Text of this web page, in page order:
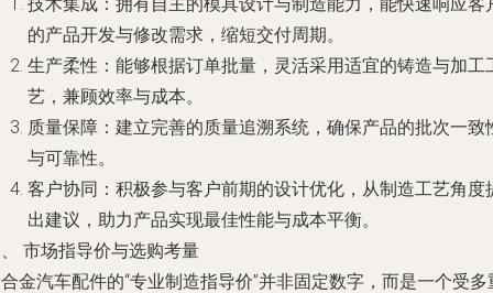
的产品开发与修改需求，缩短交付周期。
生产柔性 ：能够根据订单批量，灵活采用适宜的铸造与加工
艺，兼顾效率与成本。
质量保障 ：建立完善的质量追溯系统，确保产品的批次一致
与可靠性。
客户协同 ：积极参与客户前期的设计优化，从制造工艺角度
出建议，助力产品实现最佳性能与成本平衡。
市场指导价与选购考量
金汽车配件的“专业制造指导价”并非固定数字，而是一个受多